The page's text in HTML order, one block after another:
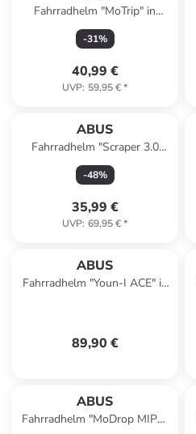
Fahrradhelm "MoTrip" in
Anthrazit
-31%
40,99 €
UVP: 59,95 €*
ABUS
Fahrradhelm "Scraper 3.0
ACE" in Orange
-48%
35,99 €
UVP: 69,95 €*
ABUS
Fahrradhelm "Youn-I ACE" in
89,90 €
ABUS
Fahrradhelm "MoDrop MIPS"